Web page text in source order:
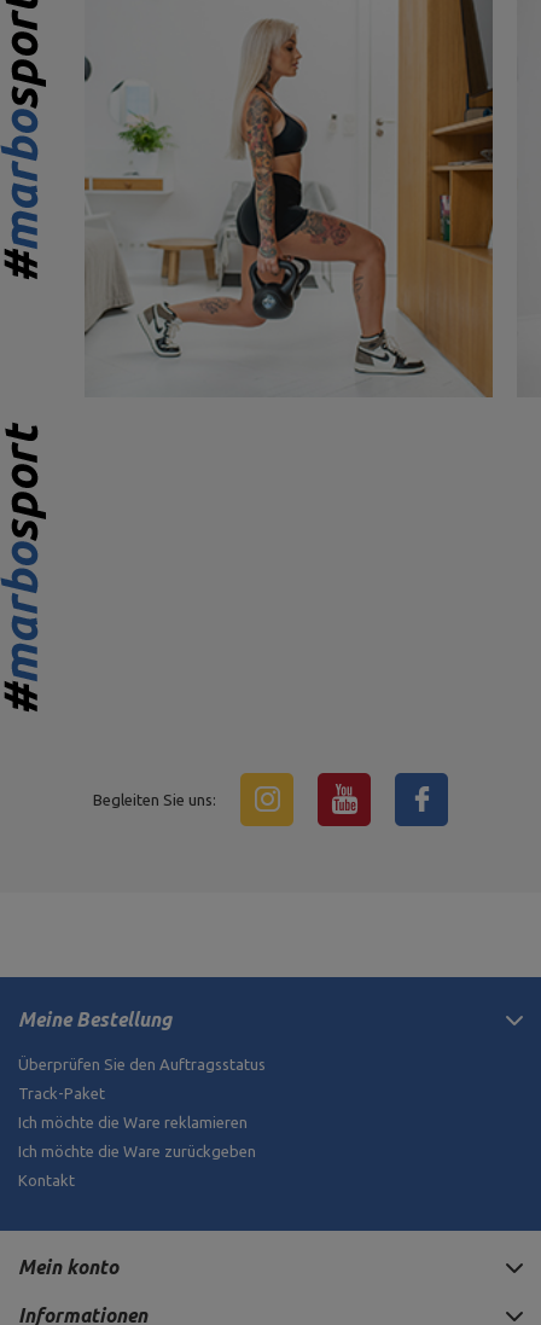
Begleiten Sie uns:
Meine Bestellung
Überprüfen Sie den Auftragsstatus
Track-Paket
Ich möchte die Ware reklamieren
Ich möchte die Ware zurückgeben
Kontakt
Mein konto
Informationen